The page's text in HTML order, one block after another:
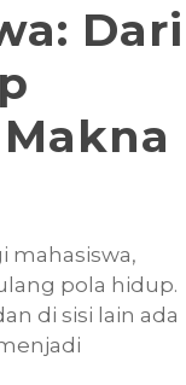
Dari
mahasiswa,
pola hidup.
di sisi lain ada